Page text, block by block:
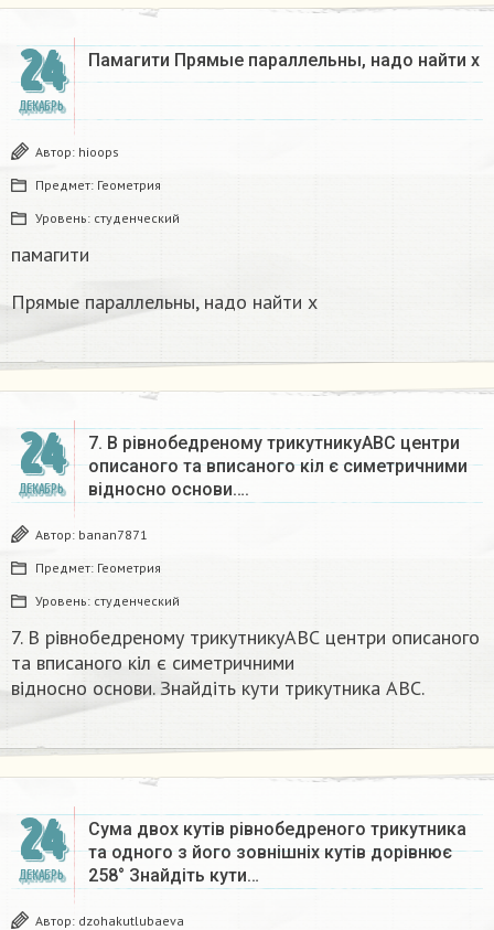
24
ДЕКАБРЬ
Памагити Прямые параллельны, надо найти x
Автор: hioops
Предмет: Геометрия
Уровень: студенческий
памагити
Прямые параллельны, надо найти x
24
ДЕКАБРЬ
7. В рівнобедреному трикутникуАВС центри
описаного та вписаного кіл є симетричними
відносно основи….
Автор: banan7871
Предмет: Геометрия
Уровень: студенческий
7. В рівнобедреному трикутникуАВС центри описаного
та вписаного кіл є симетричними
відносно основи. Знайдіть кути трикутника ABC.​
24
ДЕКАБРЬ
Сума двох кутів рівнобедреного трикутника
та одного з його зовнішніх кутів дорівнює
258° Знайдіть кути…
Автор: dzohakutlubaeva